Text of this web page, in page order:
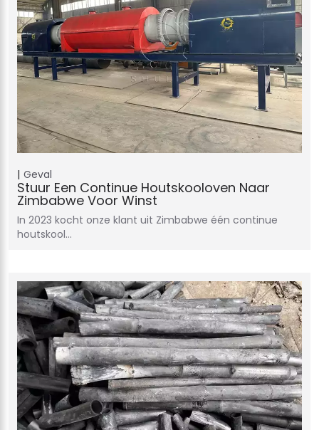
Geval
Stuur Een Continue Houtskooloven Naar
Zimbabwe Voor Winst
In 2023 kocht onze klant uit Zimbabwe één continue
houtskool…